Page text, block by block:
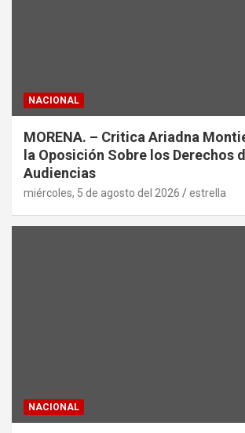
NACIONAL
MORENA. – Critica Ariadna
la Oposición Sobre los Derechos
Audiencias
miércoles, 5 de agosto del 2026 estrella
NACIONAL